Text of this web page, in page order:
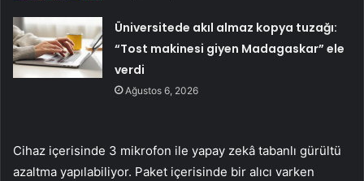
Üniversitede akıl almaz kopya tuzağı:
“Tost makinesi giyen Madagaskar” ele
verdi
Ağustos 6, 2026
Cihaz içerisinde 3 mikrofon ile yapay zekâ tabanlı gürültü
azaltma yapılabiliyor. Paket içerisinde bir alıcı varken